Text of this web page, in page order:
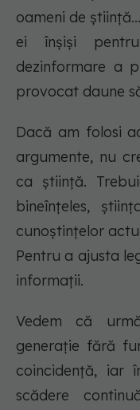
oameni de
ei înșiși
dezinformare a
provocat daune
Dacă am folosi
argumente, nu
ca știință.
bineînțeles,
cunoștințelor
Pentru a ajusta
informații.
Vedem că
generație fără
coincidență, iar
scădere